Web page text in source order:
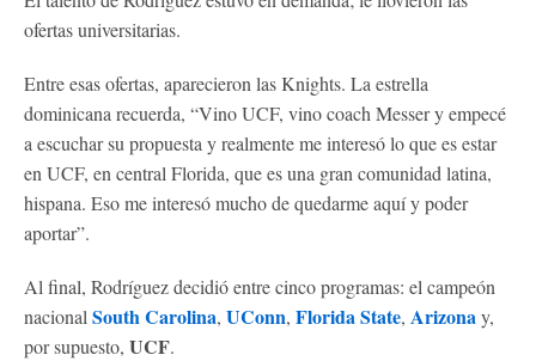
ofertas universitarias.
Entre esas ofertas, aparecieron las Knights. La estrella
dominicana recuerda, “Vino UCF, vino coach Messer y empecé
a escuchar su propuesta y realmente me interesó lo que es estar
en UCF, en central Florida, que es una gran comunidad latina,
hispana. Eso me interesó mucho de quedarme aquí y poder
aportar”.
Al final, Rodríguez decidió entre cinco programas: el campeón
nacional South Carolina, UConn, Florida State, Arizona y,
por supuesto, UCF.